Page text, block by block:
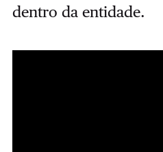
dentro da entidade.